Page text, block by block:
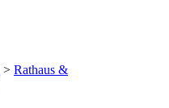
> Rathaus &